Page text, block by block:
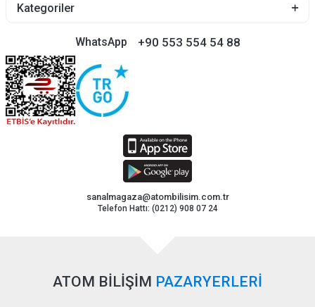
Kategoriler
WhatsApp +90 553 554 54 88
sanalmagaza@atombilisim.com.tr
Telefon Hattı: (0212) 908 07 24
ATOM BİLİŞİM PAZARYERLERİ